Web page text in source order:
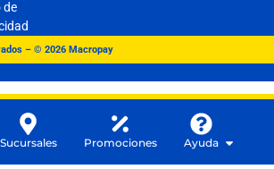
de
– © 2026 Macropay
Sucursales Promociones Ayuda